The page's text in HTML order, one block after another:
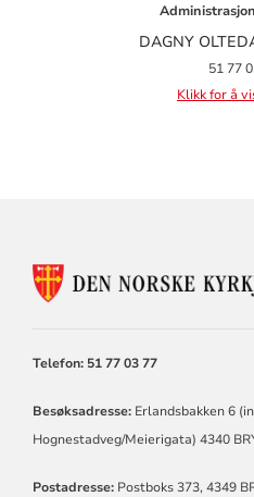
DAGNY
51 77
Klikk for å
Telefon: 51 77 03 77
Besøksadresse:Erlandsbakken 6
Hognestadveg/Meierigata) 4340
Postadresse:Postboks 373, 4349